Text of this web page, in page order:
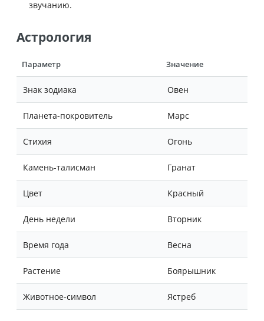
звучанию.
Астрология
Параметр Значение
Знак зодиака Овен
Планета-покровитель Марс
Стихия Огонь
Камень-талисман Гранат
Цвет Красный
День недели Вторник
Время года Весна
Растение Боярышник
Животное-символ Ястреб